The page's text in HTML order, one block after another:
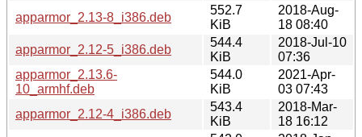
apparmor_2.13-8_i386.deb
552.7
KiB
2018-Aug-
18 08:40
apparmor_2.12-5_i386.deb
544.4
KiB
2018-Jul-10
07:36
apparmor_2.13.6-
10_armhf.deb
544.0
KiB
2021-Apr-
03 07:43
apparmor_2.12-4_i386.deb
543.4
KiB
2018-Mar-
18 16:12